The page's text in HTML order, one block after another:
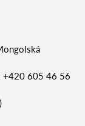
+420 605 46 56